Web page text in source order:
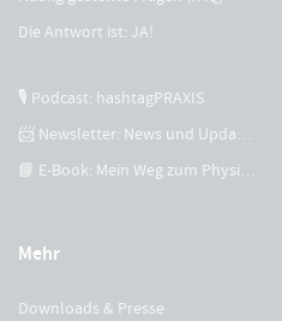
Die Antwort ist: JA!
🎙 Podcast: hashtagPRAXIS
📨 Newsletter: News und Updates
📘 E-Book: Mein Weg zum Physiotherapeuten
Mehr
Downloads & Presse